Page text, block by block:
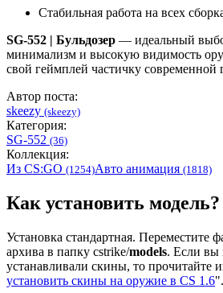
Стабильная работа на всех
SG-552 | Бульдозер — идеальный
минимализм и высокую видимость
свой геймплей частичку современной
Автор поста:
skeezy (skeezy)
Категория:
SG-552 (36)
Коллекция:
Из CS:GO (1254)Авто анимация (1818)
Как установить модель?
Установка стандартная. Переместите
архива в папку cstrike/models. Если вы
устанавливали скины, то прочитайте
установить скины на оружие в CS 1.6".